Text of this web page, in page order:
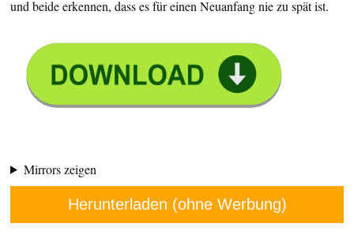
und beide erkennen, dass es für einen Neuanfang nie zu spät ist.
Mirrors zeigen
Herunterladen (ohne Werbung)